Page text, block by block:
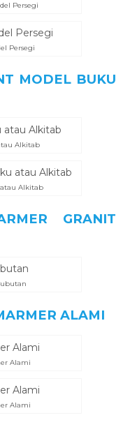
Persegi
Persegi
MODEL BUKU
Alkitab
Alkitab
GRANIT
ALAMI
Alami
Alami